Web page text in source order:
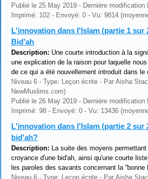
Publié le 25 May 2019 - Dernière modification
Imprimé: 102 - Envoyé: 0 - Vu: 9814
L'innovation dans l'Islam (partie 1 sur
Bid'ah
Description: Une courte introduction à la
une explication de la raison pour laquelle
de ce qui a été nouvellement introduit dans le
Niveau 6 - Type: Leçon écrite - Par Aisha
NewMuslims.com)
Publié le 26 May 2019 - Dernière modification
Imprimé: 98 - Envoyé: 0 - Vu: 13436
L'innovation dans l'Islam (partie 2 sur
bid'ah?
Description: La suite des moyens
croyance d'une bid'ah, ainsi qu'une courte
les paroles des savants concernant la “bonne
Niveau 6 - Type: Leçon écrite - Par Aisha